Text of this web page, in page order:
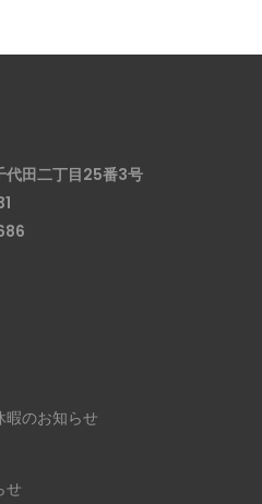
代田二丁目25番3号
暇のお知らせ
せ